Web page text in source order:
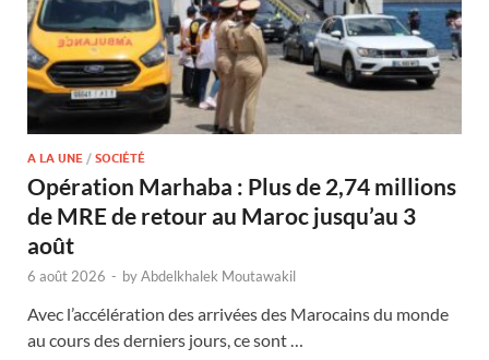
A LA UNE / SOCIÉTÉ
Opération Marhaba : Plus de 2,74 millions
de MRE de retour au Maroc jusqu’au 3
août
6 août 2026 - byAbdelkhalek Moutawakil
Avec l’accélération des arrivées des Marocains du monde
au cours des derniers jours, ce sont …